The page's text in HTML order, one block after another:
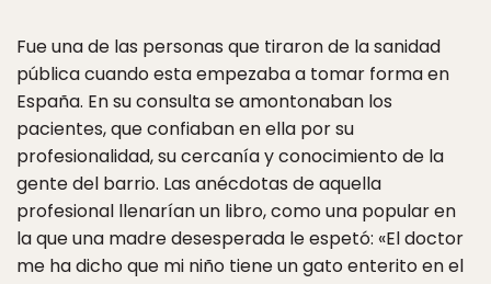
Fue una de las personas que tiraron de la sanidad
pública cuando esta empezaba a tomar forma en
España. En su consulta se amontonaban los
pacientes, que confiaban en ella por su
profesionalidad, su cercanía y conocimiento de la
gente del barrio. Las anécdotas de aquella
profesional llenarían un libro, como una popular en
la que una madre desesperada le espetó: «El doctor
me ha dicho que mi niño tiene un gato enterito en el